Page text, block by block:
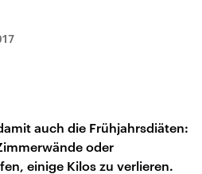
auch die Frühjahrsdiäten:
oder
einige Kilos zu verlieren.